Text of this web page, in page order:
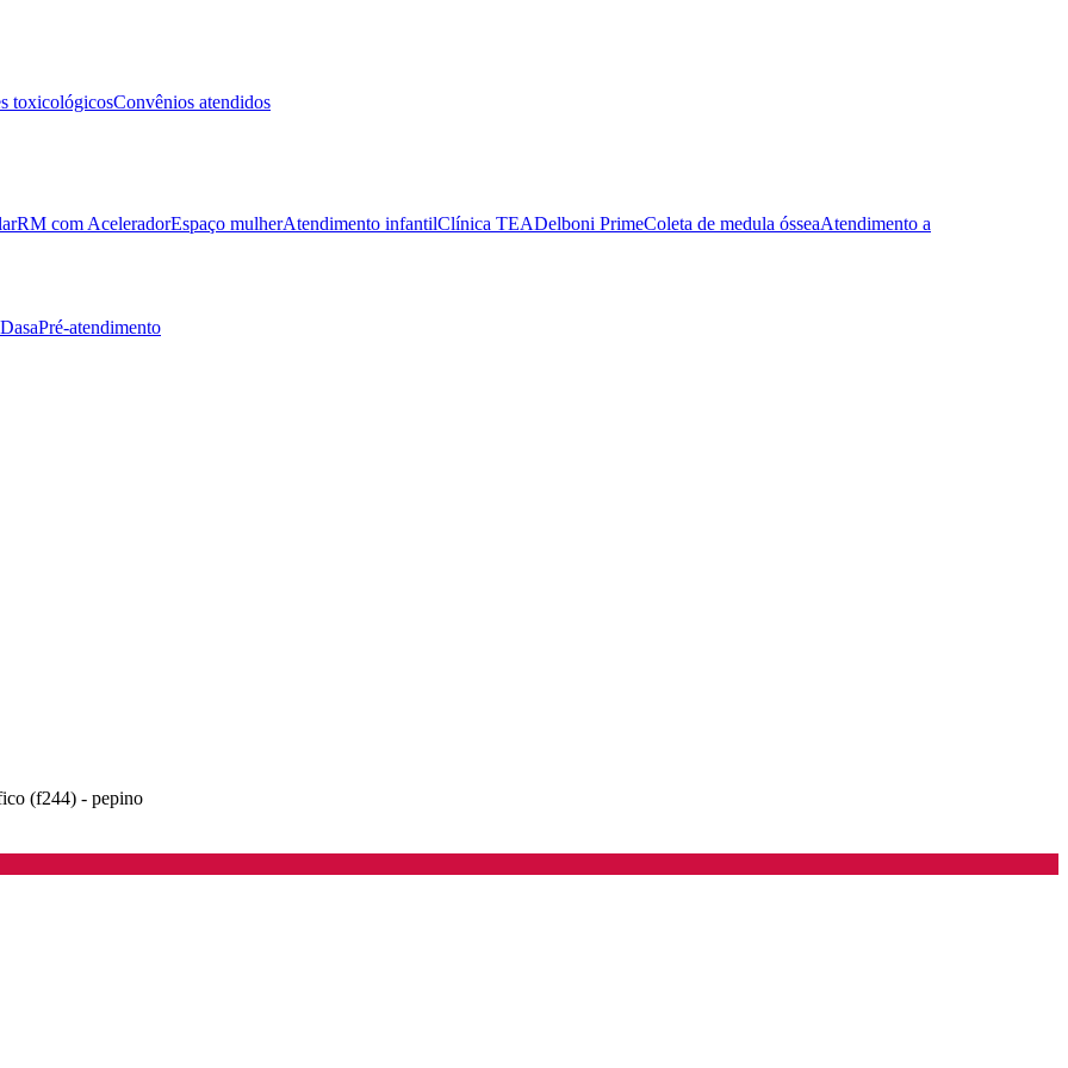
toxicológicosConvênios atendidos
RM com AceleradorEspaço mulherAtendimento infantilClínica TEADelboni PrimeColeta de medula ósseaAtendimento a
Pré-atendimento
(f244) - pepino